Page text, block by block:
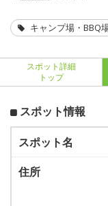
キャンプ場・BBQ
スポット詳細
トップ
スポット情報
スポット名
住所